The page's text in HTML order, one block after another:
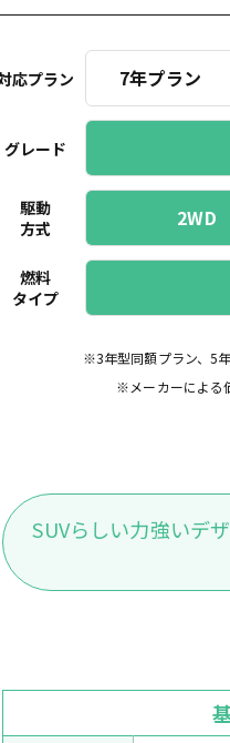
応プラン 7年プラン
グレード
駆動
方式
2WD
燃料
タイプ
※3年型同額プラン、5
※メーカーによる
SUVらしい力強いデ